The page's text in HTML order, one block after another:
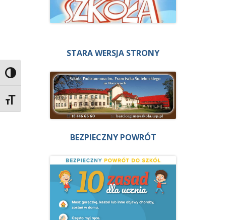
Przełącz wysoki kontrast
Zmień rozmiar czcionek
STARA WERSJA STRONY
BEZPIECZNY POWRÓT